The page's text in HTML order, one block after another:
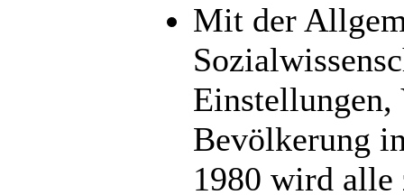
Mit der
Einstellungen,
Bevölkerung
1980 wird alle